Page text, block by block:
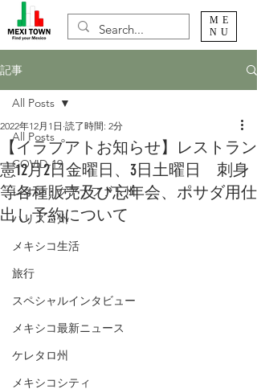
ME
NU
記事
All Posts
COVID-19
レオン・グアナファト州
ハリスコ州
メキシコ生活
旅行
スペシャルインタビュー
メキシコ最新ニュース
ケレタロ州
メキシコシティ
All Posts
【イラプアトお知らせ】レストラン
憲12月2日金曜日、3日土曜日 刺身
等各種販売及び忘年会、ポサダ用仕
出し予約について
2022年12月1日 読了時間: 2分